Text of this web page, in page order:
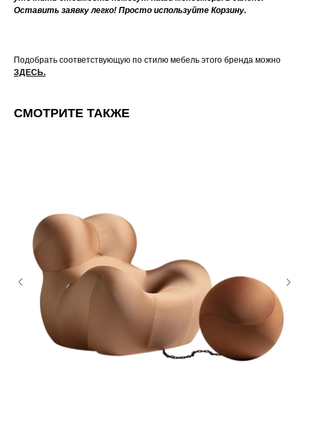
Оставить заявку легко! Просто используйте Корзину.
Подобрать соответствующую по стилю мебель этого бренда можно
ЗДЕСЬ.
СМОТРИТЕ ТАКЖЕ